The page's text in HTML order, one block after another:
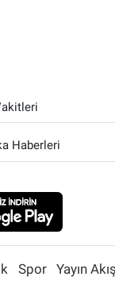
Haberleri
Spor Yayın